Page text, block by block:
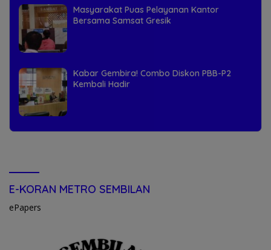
Masyarakat Puas Pelayanan Kantor
Bersama Samsat Gresik
Kabar Gembira! Combo Diskon PBB-P2
Kembali Hadir
E-KORAN METRO SEMBILAN
ePapers